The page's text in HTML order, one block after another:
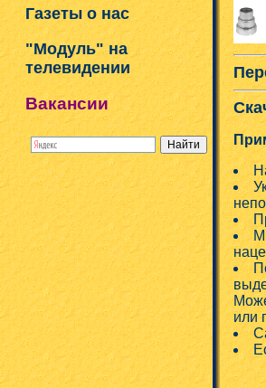
Газеты о нас
"Модуль" на
телевидении
Вакансии
или